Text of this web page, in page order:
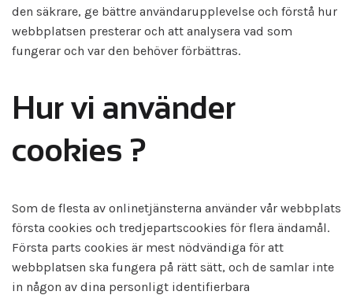
den säkrare, ge bättre användarupplevelse och förstå hur
webbplatsen presterar och att analysera vad som
fungerar och var den behöver förbättras.
Hur vi använder
cookies ?
Som de flesta av onlinetjänsterna använder vår webbplats
första cookies och tredjepartscookies för flera ändamål.
Första parts cookies är mest nödvändiga för att
webbplatsen ska fungera på rätt sätt, och de samlar inte
in någon av dina personligt identifierbara